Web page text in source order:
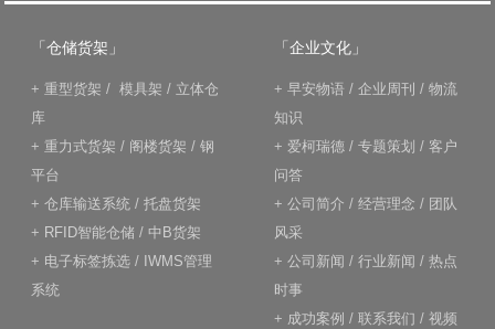
「仓储货架」
+ 重型货架 / 模具架 / 立体仓
库
+ 重力式货架 / 阁楼货架 / 钢
平台
+ 仓库输送系统 / 托盘货架
+ RFID智能仓储 / 中B货架
+ 电子标签拣选 / IWMS管理
系统
「企业文化」
+ 早安物语 / 企业周刊 / 物流
知识
+ 爱柯瑞德 / 专题策划 / 客户
问答
+ 公司简介 / 经营理念 / 团队
风采
+ 公司新闻 / 行业新闻 / 热点
时事
+ 成功案例 / 联系我们 / 视频